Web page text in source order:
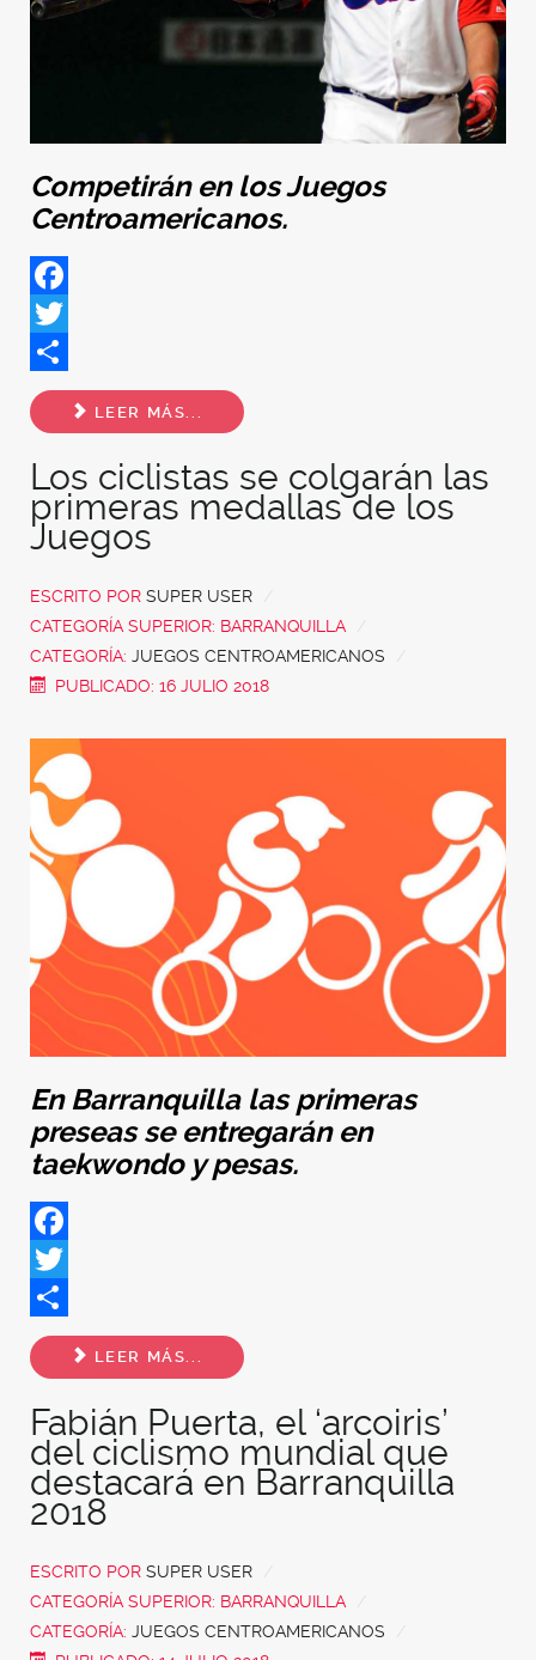
Competirán en los Juegos
Centroamericanos.
Facebook
Twitter
Share
LEER MÁS...
Los ciclistas se colgarán las
primeras medallas de los
Juegos
ESCRITO POR SUPER USER
CATEGORÍA SUPERIOR: BARRANQUILLA
CATEGORÍA: JUEGOS CENTROAMERICANOS
PUBLICADO: 16 JULIO 2018
En Barranquilla las primeras
preseas se entregarán en
taekwondo y pesas.
Facebook
Twitter
Share
LEER MÁS...
Fabián Puerta, el ‘arcoiris’
del ciclismo mundial que
destacará en Barranquilla
2018
ESCRITO POR SUPER USER
CATEGORÍA SUPERIOR: BARRANQUILLA
CATEGORÍA: JUEGOS CENTROAMERICANOS